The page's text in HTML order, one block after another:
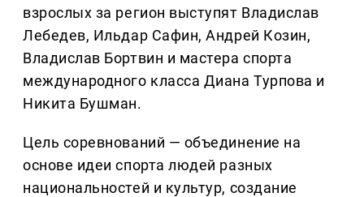
взрослых за регион выступят Владислав
Лебедев, Ильдар Сафин, Андрей Козин,
Владислав Бортвин и мастера спорта
международного класса Диана Турпова и
Никита Бушман.
Цель соревнований — объединение на
основе идеи спорта людей разных
национальностей и культур, создание